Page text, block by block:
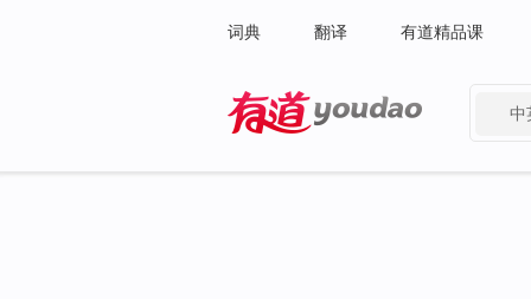
词典 翻译 有道精品课
中